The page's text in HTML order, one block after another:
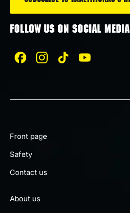
FOLLOW US ON SOCIAL MEDIA
Front page
Safety
Contact us
About us